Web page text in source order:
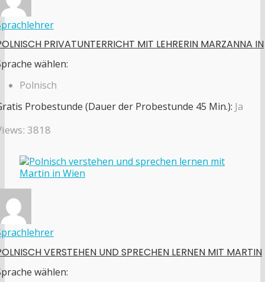
PRIVATUNTERRICHT MIT LEHRERIN MARZANNA IN
wählen:
Polnisch
Probestunde (Dauer der Probestunde 45 Min.): Ja
3818
VERSTEHEN UND SPRECHEN LERNEN MIT MARTIN
wählen: